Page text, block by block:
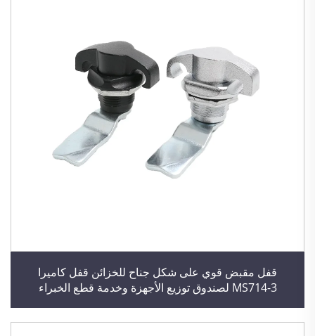
قفل مقبض قوي على شكل جناح للخزائن قفل كاميرا
MS714-3 لصندوق توزيع الأجهزة وخدمة قطع الخبراء